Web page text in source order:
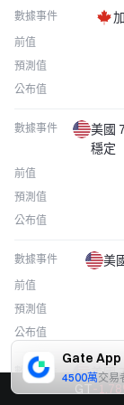
Gate App
4500萬交易
數據事件
前值
預測值
公布值
數據事件
美國
穩定
前值
預測值
公布值
數據事件 美
前值
預測值
公布值
數據事件
美國
保持
GT-1.78